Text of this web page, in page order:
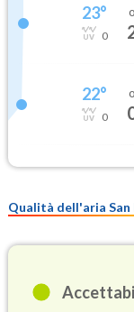
23°
0
22°
0
Qualità dell'aria